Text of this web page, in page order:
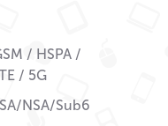
/ HSPA /
/ 5G
SA/NSA/Sub6